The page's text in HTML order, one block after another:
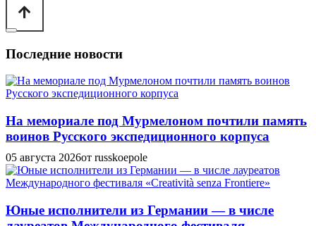
Последние новости
На мемориале под Мурмелоном почтили память
воинов Русского экспедиционного корпуса
05 августа 2026от russkoepole
Юные исполнители из Германии — в числе